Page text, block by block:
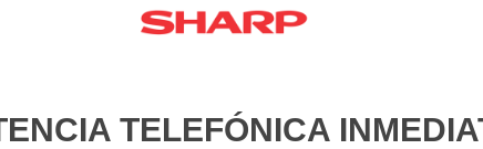
TELEFÓNICA